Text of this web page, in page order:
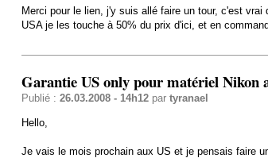
Merci pour le lien, j'y suis allé faire un tour, c'est
USA je les touche à 50% du prix d'ici, et en
Garantie US only pour matériel Nikon
Publié : 26.03.2008 - 14h12par tyranael
Hello,
Je vais le mois prochain aux US et je pensais faire